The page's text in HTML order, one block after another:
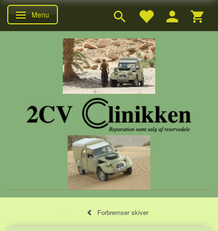
Skifte navigation
Menu
Forbremser skiver